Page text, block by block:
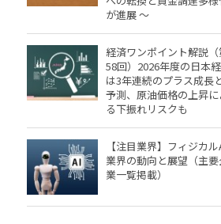
が進展 ～
経済ワンポイント解説
58回）2026年度の日本
は3年連続のプラス成長
予測、原油価格の上昇に
る下振れリスクも
【注目業界】フィジカル
業界の動向と展望（主
業一覧掲載）